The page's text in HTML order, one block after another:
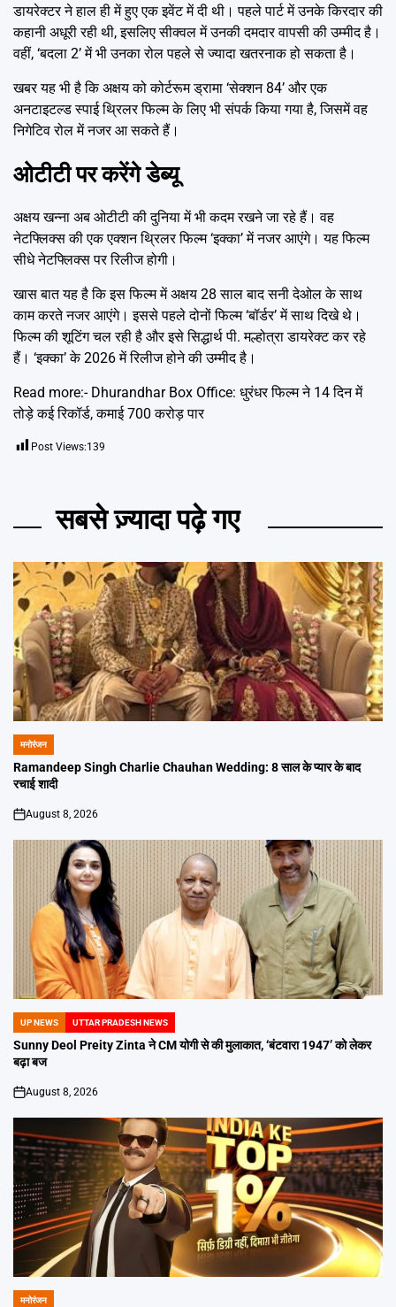
डायरेक्टर ने हाल ही में हुए एक इवेंट में दी थी। पहले पार्ट में उनके किरदार की
कहानी अधूरी रही थी, इसलिए सीक्वल में उनकी दमदार वापसी की उम्मीद है।
वहीं, ‘बदला 2’ में भी उनका रोल पहले से ज्यादा खतरनाक हो सकता है।
खबर यह भी है कि अक्षय को कोर्टरूम ड्रामा ‘सेक्शन 84’ और एक
अनटाइटल्ड स्पाई थ्रिलर फिल्म के लिए भी संपर्क किया गया है, जिसमें वह
निगेटिव रोल में नजर आ सकते हैं।
ओटीटी पर करेंगे डेब्यू
अक्षय खन्ना अब ओटीटी की दुनिया में भी कदम रखने जा रहे हैं। वह
नेटफ्लिक्स की एक एक्शन थ्रिलर फिल्म ‘इक्का’ में नजर आएंगे। यह फिल्म
सीधे नेटफ्लिक्स पर रिलीज होगी।
खास बात यह है कि इस फिल्म में अक्षय 28 साल बाद सनी देओल के साथ
काम करते नजर आएंगे। इससे पहले दोनों फिल्म ‘बॉर्डर’ में साथ दिखे थे।
फिल्म की शूटिंग चल रही है और इसे सिद्धार्थ पी. मल्होत्रा डायरेक्ट कर रहे
हैं। ‘इक्का’ के 2026 में रिलीज होने की उम्मीद है।
Read more:- Dhurandhar Box Office: धुरंधर फिल्म ने 14 दिन में
तोड़े कई रिकॉर्ड, कमाई 700 करोड़ पार
Post Views:139
सबसे ज़्यादा पढ़े गए
POSTED
IN
मनोरंजन
Ramandeep Singh Charlie Chauhan Wedding: 8 साल के प्यार के बाद
रचाई शादी
on
August 8, 2026
POSTED
IN
UP NEWS UTTAR PRADESH NEWS
Sunny Deol Preity Zinta ने CM योगी से की मुलाकात, ‘बंटवारा 1947’ को लेकर
बढ़ा बज
on
August 8, 2026
मनोरंजन